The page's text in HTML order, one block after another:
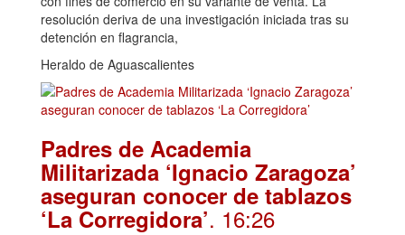
resolución deriva de una investigación iniciada tras su
detención en flagrancia,
Heraldo de Aguascalientes
Padres de Academia
Militarizada ‘Ignacio Zaragoza’
aseguran conocer de tablazos
‘La Corregidora’. 16:26